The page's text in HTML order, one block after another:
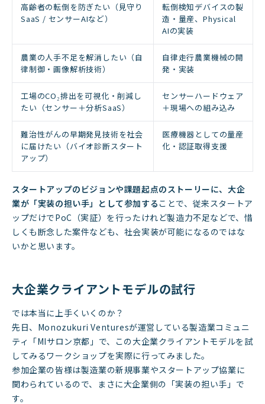
高齢者の転倒を防ぎたい（見守り
SaaS / センサーAIなど）
転倒検知デバイスの製
造・量産、Physical
AIの実装
農業の人手不足を解消したい（自
律制御・画像解析技術）
自律走行農業機械の開
発・実装
工場のCO₂排出を可視化・削減し
たい（センサー＋分析SaaS）
センサーハードウェア
＋現場への組み込み
難治性がんの早期発見技術を社会
に届けたい（バイオ診断スタート
アップ）
医療機器としての量産
化・認証取得支援
スタートアップのビジョンや課題起点のストーリーに、大企
業が「実装の担い手」として参加する ことで、従来スタートア
ップだけでPoC（実証）を行ったけれど製造力不足などで、惜
しくも断念した案件なども、社会実装が可能になるのではな
いかと思います。
大企業クライアントモデルの試行
では本当に上手くいくのか？
先日、Monozukuri Venturesが運営している製造業コミュニ
ティ「MIサロン京都」で、この大企業クライアントモデルを試
してみるワークショップを実際に行ってみました。
参加企業の皆様は製造業の新規事業やスタートアップ協業に
関わられているので、まさに大企業側の「実装の担い手」で
す。